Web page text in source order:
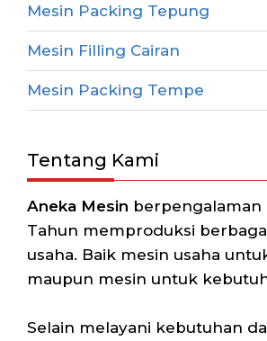
Mesin Packing Tepung
Mesin Filling Cairan
Mesin Packing Tempe
Tentang Kami
Aneka Mesin berpengalaman
Tahun memproduksi
usaha. Baik mesin usaha
maupun mesin untuk
Selain melayani kebutuhan